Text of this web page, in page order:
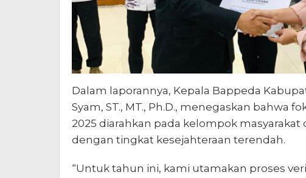
Dalam laporannya, Kepala Bappeda
Syam, ST., MT., Ph.D., menegaskan bahwa
2025 diarahkan pada kelompok
dengan tingkat kesejahteraan terendah.
“Untuk tahun ini, kami utamakan proses